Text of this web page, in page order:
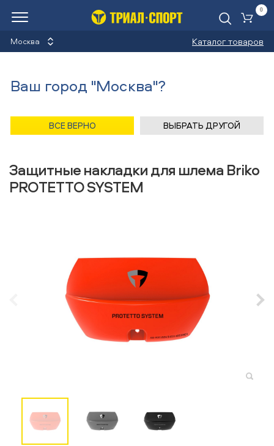
Москва Каталог товаров
0
шлема
Назад/Главная/Каталог/Сноуборды/Защита/
Накладки защитные для шлема
Защитные накладки для шлема Briko
PROTETTO SYSTEM
Ваш город "Москва"?
ВСЕ ВЕРНО ВЫБРАТЬ ДРУГОЙ